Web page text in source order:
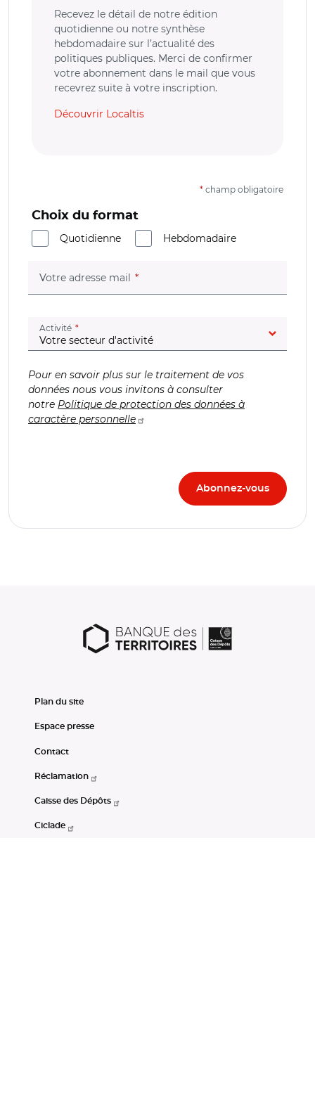
Recevez le détail de notre édition
quotidienne ou notre synthèse
hebdomadaire sur l’actualité des
politiques publiques. Merci de confirmer
votre abonnement dans le mail que vous
recevrez suite à votre inscription.
Découvrir Localtis
* champ obligatoire
Choix du format
Quotidienne
Hebdomadaire
Votre adresse mail (champ obligatoire)
Activité (champ obligatoire)
Pour en savoir plus sur le traitement de vos
données nous vous invitons à consulter
notre Politique de protection des données à
caractère personnelle
Plan du site
Espace presse
Contact
Réclamation
Caisse des Dépôts
Ciclade